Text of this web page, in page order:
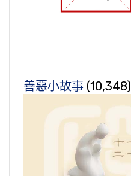
善惡小故事 (10,348)